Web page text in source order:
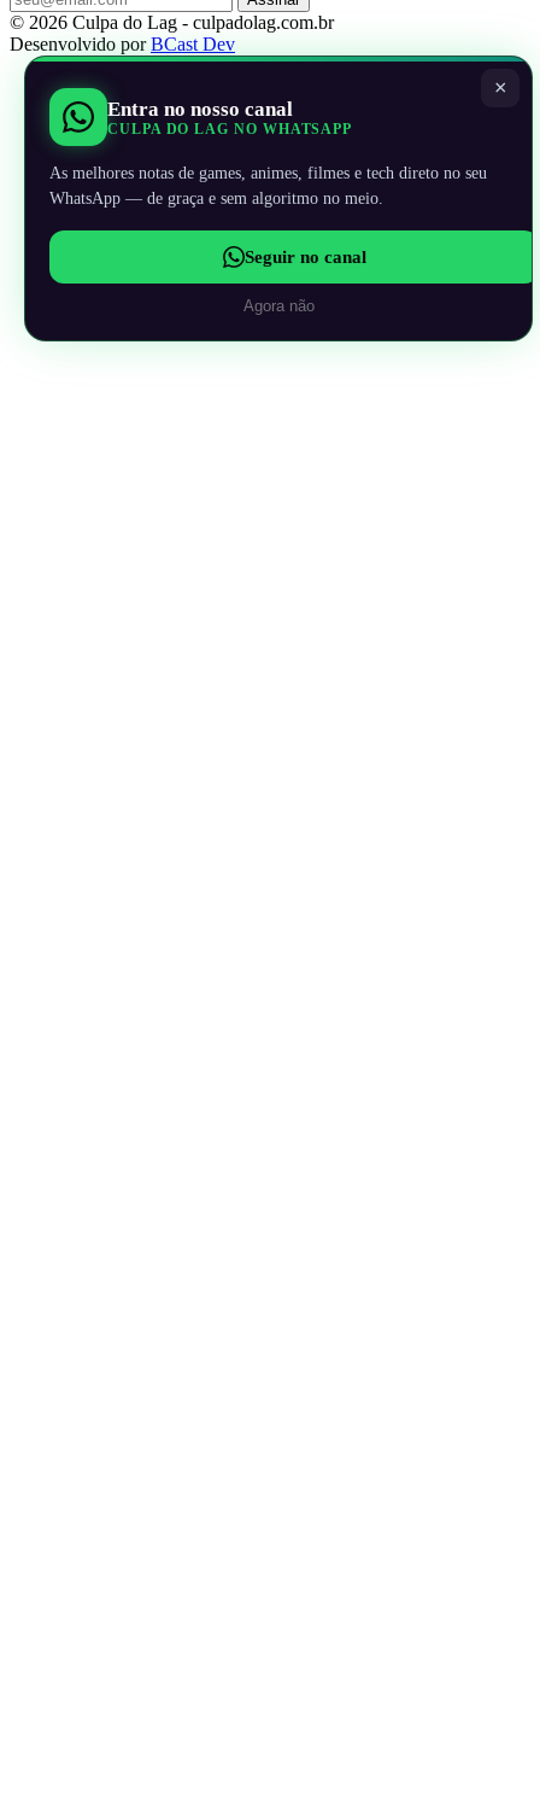
© 2026 Culpa do Lag - culpadolag.com.br
Desenvolvido porBCast Dev
×
Entra no nosso canal
CULPA DO LAG NO WHATSAPP
As melhores notas de games, animes, filmes e tech direto no seu
WhatsApp — de graça e sem algoritmo no meio.
Seguir no canal
Agora não